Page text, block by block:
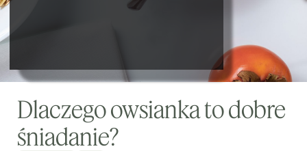
Dlaczego owsianka to dobre
śniadanie?